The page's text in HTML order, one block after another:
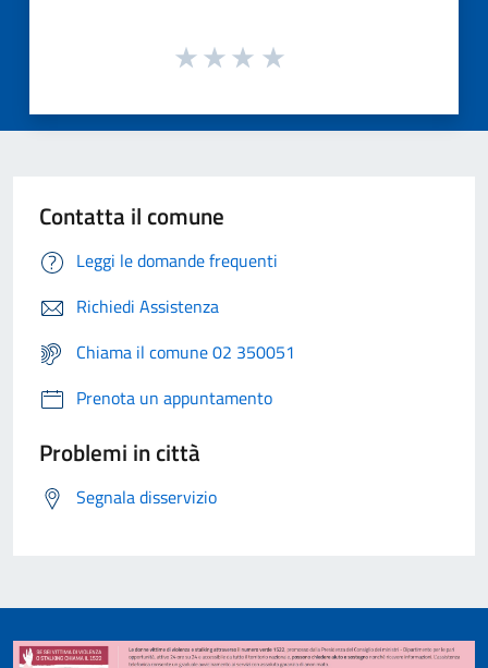
Contatta il comune
Leggi le domande frequenti
Richiedi Assistenza
Chiama il comune 02 350051
Prenota un appuntamento
Problemi in città
Segnala disservizio